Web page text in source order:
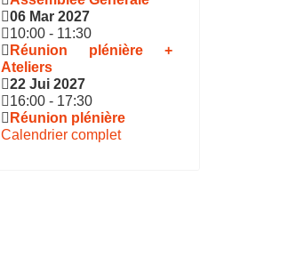
06 Mar 2027
10:00 - 11:30
Réunion plénière +
Ateliers
22 Jui 2027
16:00 - 17:30
Réunion plénière
Calendrier complet